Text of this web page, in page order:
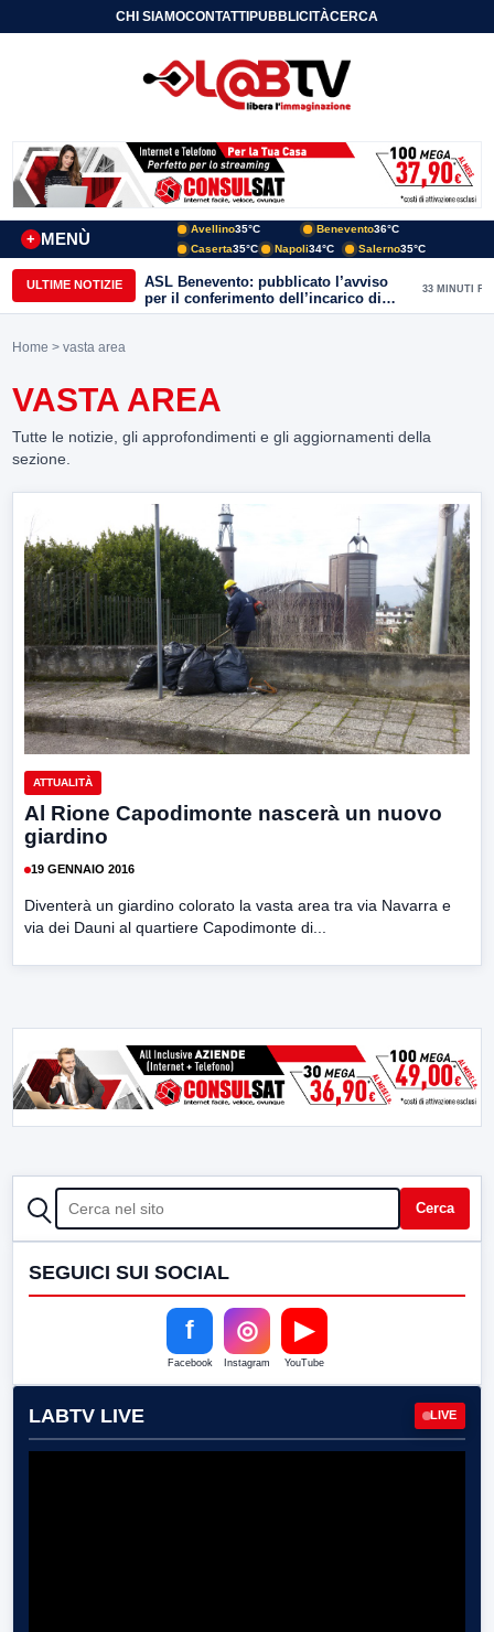
CHI SIAMOCONTATTIPUBBLICITÀCERCA
MENÙ
+
Avellino35°C Benevento36°C
Caserta35°C Napoli34°C Salerno35°C
ULTIME NOTIZIE
ASL Benevento: pubblicato l’avviso
per il conferimento dell’incarico di
Direttore della Unità Operativa
33 MINUTI FA
Home > vasta area
VASTA AREA
Tutte le notizie, gli approfondimenti e gli aggiornamenti della
sezione.
ATTUALITÀ
Al Rione Capodimonte nascerà un nuovo
giardino
19 GENNAIO 2016
Diventerà un giardino colorato la vasta area tra via Navarra e
via dei Dauni al quartiere Capodimonte di...
CERCA Cerca
SEGUICI SUI SOCIAL
f
Facebook
◎
Instagram
▶
YouTube
LABTV LIVE LIVE